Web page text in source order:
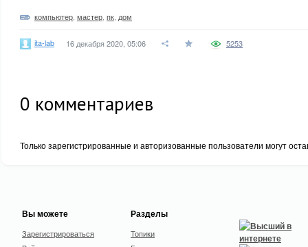
компьютер мастер пк дом
ita-lab 16 декабря 2020, 05:06 5253
0 комментариев
Только зарегистрированные и авторизованные пользователи могут
Вы можете
Зарегистрироваться
Разделы
Топики